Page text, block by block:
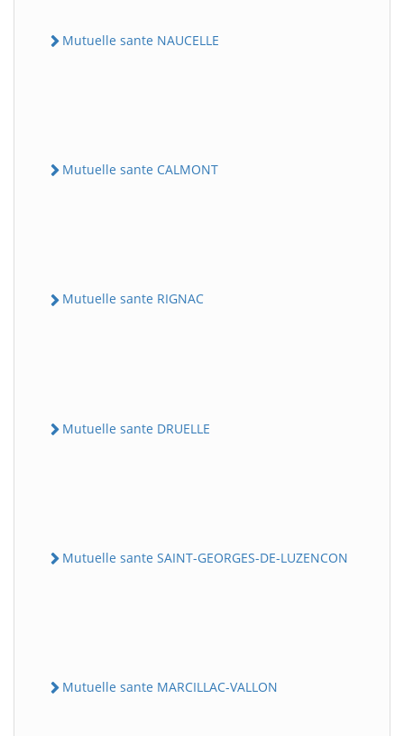
Mutuelle sante NAUCELLE
Mutuelle sante CALMONT
Mutuelle sante RIGNAC
Mutuelle sante DRUELLE
Mutuelle sante SAINT-GEORGES-DE-LUZENCON
Mutuelle sante MARCILLAC-VALLON